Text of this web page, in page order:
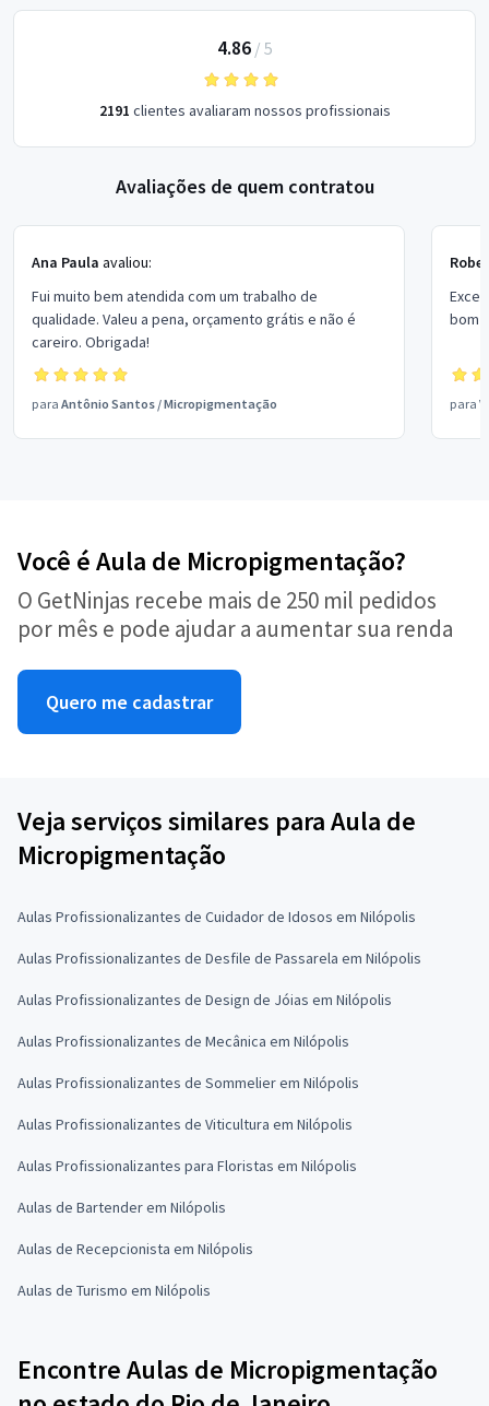
4.86/ 5
2191 clientes avaliaram nossos profissionais
Avaliações de quem contratou
Ana Paula avaliou:
Fui muito bem atendida com um trabalho de
qualidade. Valeu a pena, orçamento grátis e não é
careiro. Obrigada!
para Antônio Santos /Micropigmentação
bom
para
Você é Aula de Micropigmentação?
O GetNinjas recebe mais de 250 mil pedidos
por mês e pode ajudar a aumentar sua renda
Quero me cadastrar
Veja serviços similares para Aula de
Micropigmentação
Aulas Profissionalizantes de Cuidador de Idosos em Nilópolis
Aulas Profissionalizantes de Desfile de Passarela em Nilópolis
Aulas Profissionalizantes de Design de Jóias em Nilópolis
Aulas Profissionalizantes de Mecânica em Nilópolis
Aulas Profissionalizantes de Sommelier em Nilópolis
Aulas Profissionalizantes de Viticultura em Nilópolis
Aulas Profissionalizantes para Floristas em Nilópolis
Aulas de Bartender em Nilópolis
Aulas de Recepcionista em Nilópolis
Aulas de Turismo em Nilópolis
Encontre Aulas de Micropigmentação